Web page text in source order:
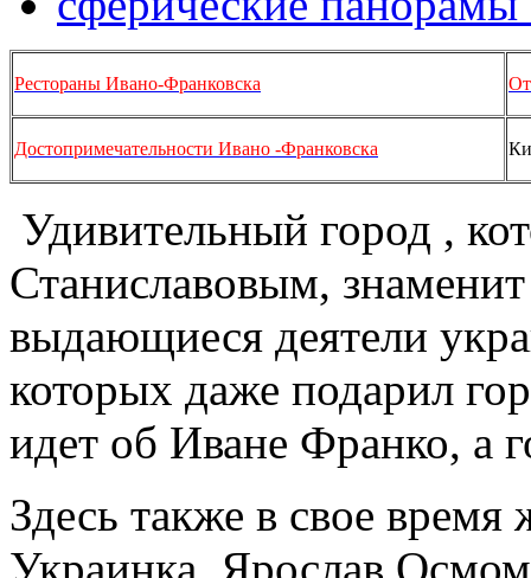
Рестораны Ивано-Франковска
Достопримечательности Ивано -Франковска
Удивительный город ,
Станиславовым,
выдающиеся деятели
которых даже подарил
идет об Иване Франко, а
Здесь также в свое
Украинка, Ярослав